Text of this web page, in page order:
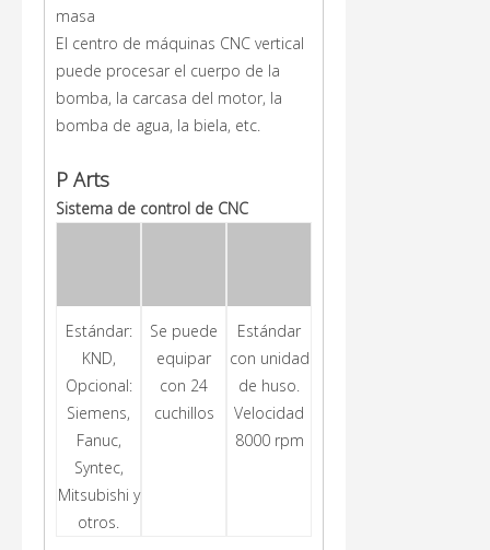
masa
El centro de máquinas CNC vertical
puede procesar el cuerpo de la
bomba, la carcasa del motor, la
bomba de agua, la biela, etc.
P Arts
Sistema de control de CNC
Estándar:
KND,
Opcional:
Siemens,
Fanuc,
Syntec,
Mitsubishi y
otros.
Se puede
equipar
con 24
cuchillos
Estándar
con unidad
de huso.
Velocidad
8000 rpm